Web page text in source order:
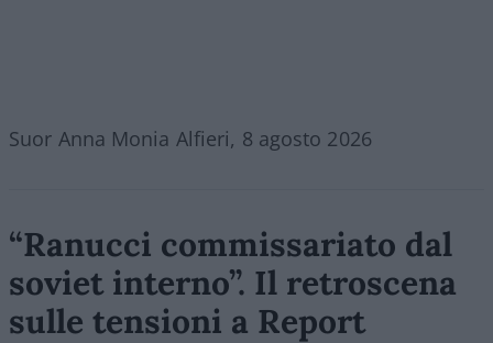
Suor Anna Monia Alfieri, 8 agosto 2026
“Ranucci commissariato dal
soviet interno”. Il retroscena
sulle tensioni a Report